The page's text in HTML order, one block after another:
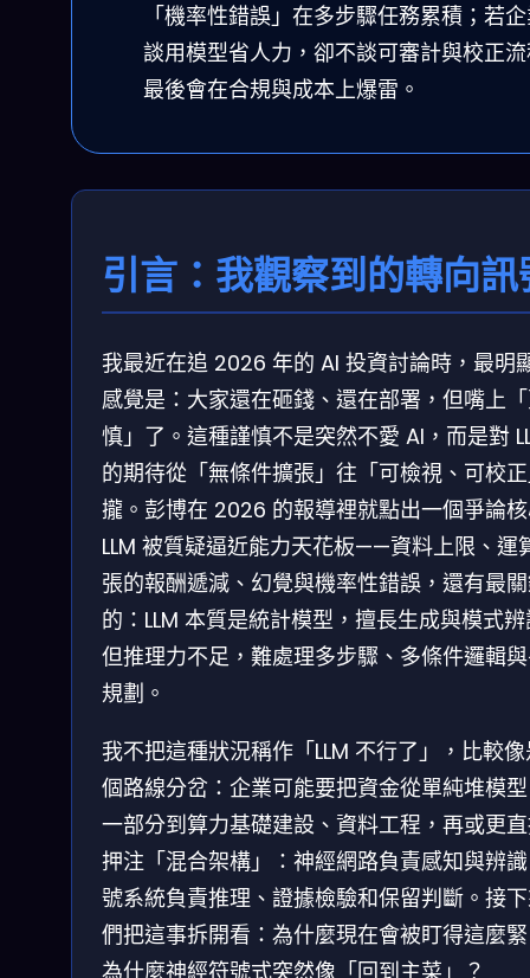
「機率性錯誤」在多步驟任務累積；若
談用模型省人力，卻不談可審計與校正
最後會在合規與成本上爆雷。
引言：我觀察到的轉向訊
我最近在追 2026 年的 AI 投資討論時，最明
感覺是：大家還在砸錢、還在部署，但嘴上
慎」了。這種謹慎不是突然不愛 AI，而是對
的期待從「無條件擴張」往「可檢視、可校
攏。彭博在 2026 的報導裡就點出一個爭論
LLM 被質疑逼近能力天花板——資料上限、運
張的報酬遞減、幻覺與機率性錯誤，還有最
的：LLM 本質是統計模型，擅長生成與模式
但推理力不足，難處理多步驟、多條件邏輯
規劃。
我不把這種狀況稱作「LLM 不行了」，比較
個路線分岔：企業可能要把資金從單純堆模
一部分到算力基礎建設、資料工程，再或更
押注「混合架構」：神經網路負責感知與辨
號系統負責推理、證據檢驗和保留判斷。接
們把這事拆開看：為什麼現在會被盯得這麼
為什麼神經符號式突然像「回到主菜」？